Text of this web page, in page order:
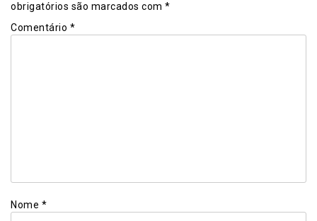
obrigatórios são marcados com *
Comentário *
Nome *